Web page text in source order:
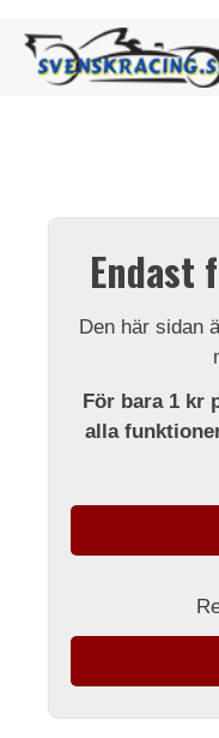
Endast
Den här sidan
För bara 1 kr
alla